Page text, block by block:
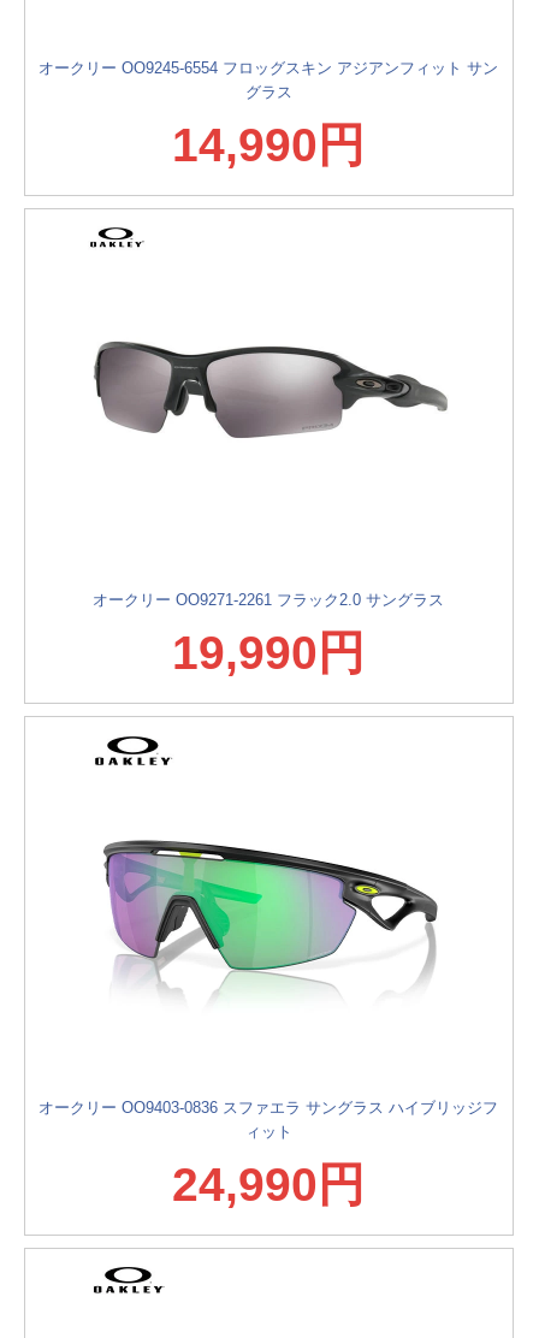
オークリー OO9245-6554 フロッグスキン アジアンフィット サン
グラス
14,990円
オークリー OO9271-2261 フラック2.0 サングラス
19,990円
オークリー OO9403-0836 スファエラ サングラス ハイブリッジフ
ィット
24,990円